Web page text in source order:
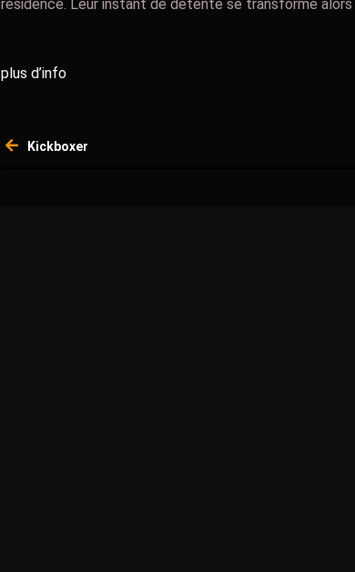
résidence. Leur instant de détente se transforme
plus d’info
deKickboxer